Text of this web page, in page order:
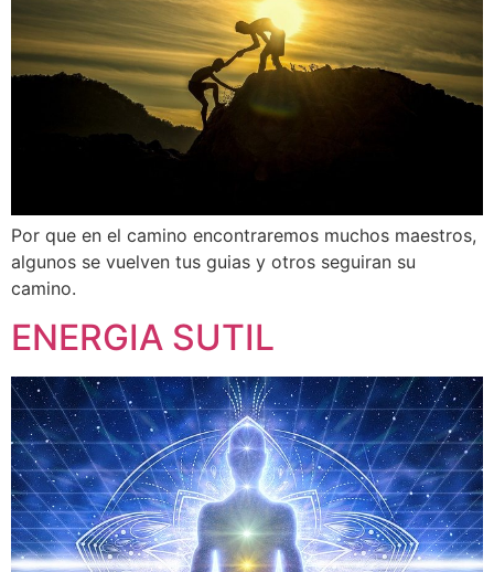
Por que en el camino encontraremos muchos maestros,
algunos se vuelven tus guias y otros seguiran su
camino.
ENERGIA SUTIL